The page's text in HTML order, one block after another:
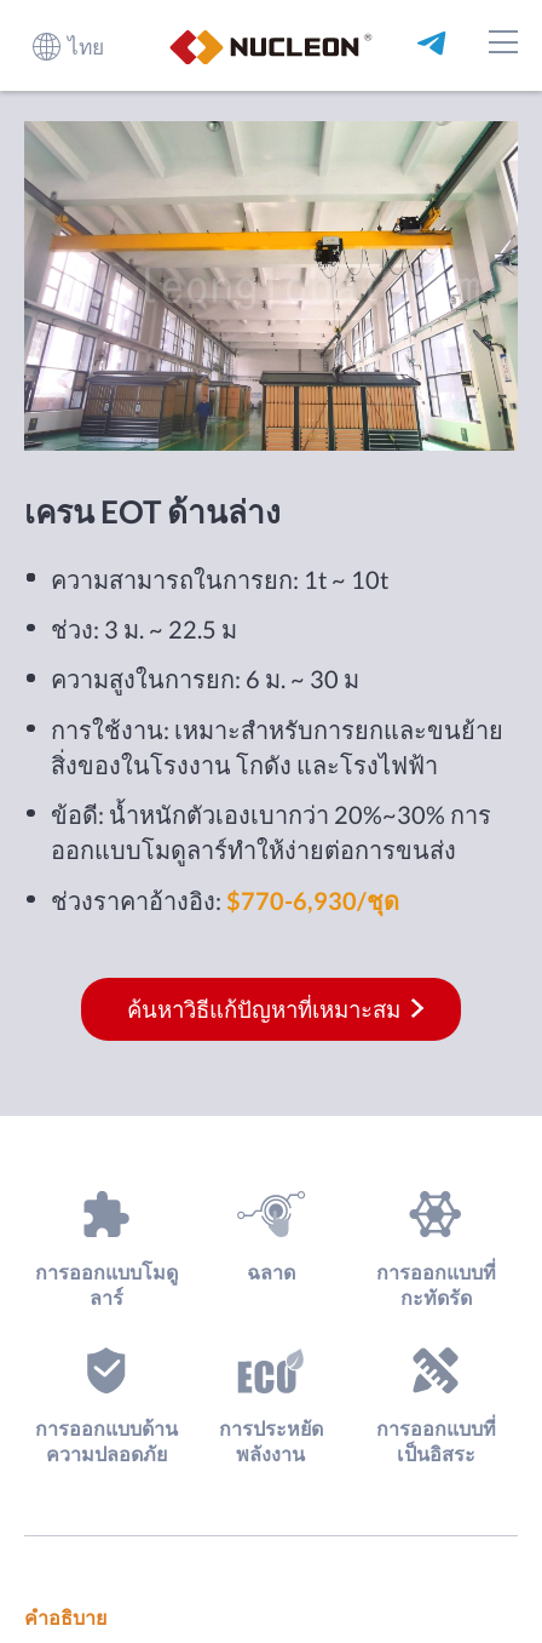
ไทย
เครน EOT ด้านล่าง
ความสามารถในการยก: 1t ~ 10t
ช่วง: 3 ม. ~ 22.5 ม
ความสูงในการยก: 6 ม. ~ 30 ม
การใช้งาน: เหมาะสำหรับการยกและขนย้าย
สิ่งของในโรงงาน โกดัง และโรงไฟฟ้า
ข้อดี: น้ำหนักตัวเองเบากว่า 20%~30% การ
ออกแบบโมดูลาร์ทำให้ง่ายต่อการขนส่ง
ช่วงราคาอ้างอิง: $770-6,930/ชุด
ค้นหาวิธีแก้ปัญหาที่เหมาะสม
การออกแบบโมดู
ลาร์
ฉลาด
การออกแบบที่
กะทัดรัด
การออกแบบด้าน
ความปลอดภัย
การประหยัด
พลังงาน
การออกแบบที่
เป็นอิสระ
คำอธิบาย